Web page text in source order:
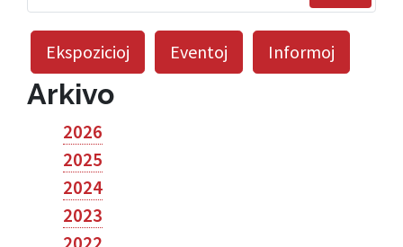
Ekspozicioj Eventoj Informoj
Arkivo
2026
2025
2024
2023